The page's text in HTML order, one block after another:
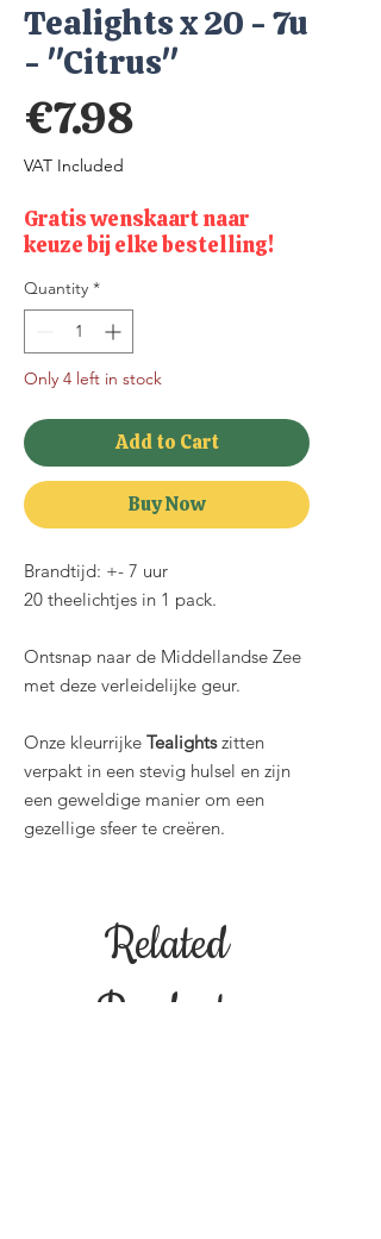
Tealights x 20 - 7u
- "Citrus"
€7.98
VAT Included
Gratis wenskaart naar
keuze bij elke bestelling!
Quantity *
Only 4 left in stock
Add to Cart
Buy Now
Brandtijd: +- 7 uur
20 theelichtjes in 1 pack.
Ontsnap naar de Middellandse Zee
met deze verleidelijke geur.
Onze kleurrijke Tealightszitten
verpakt in een stevig hulsel en zijn
een geweldige manier om een
gezellige sfeer te creëren.
Related
Products